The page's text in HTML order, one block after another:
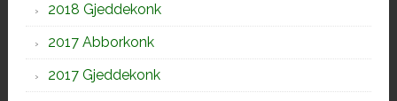
2018 Gjeddekonk
2017 Abborkonk
2017 Gjeddekonk